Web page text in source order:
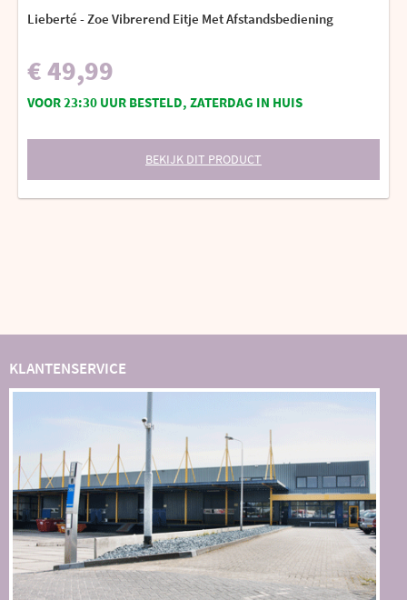
Lieberté - Zoe Vibrerend Eitje Met Afstandsbediening
€ 49,99
VOOR 23:30 UUR BESTELD, ZATERDAG IN HUIS
BEKIJK DIT PRODUCT
KLANTENSERVICE